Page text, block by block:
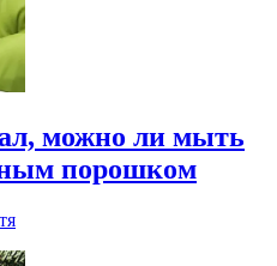
можно ли мыть
порошком